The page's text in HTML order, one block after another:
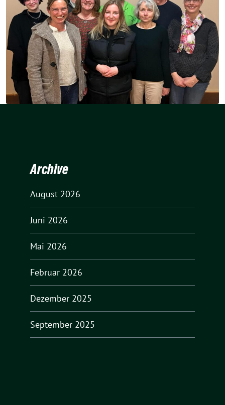
Archive
August 2026
Juni 2026
Mai 2026
Februar 2026
Dezember 2025
September 2025